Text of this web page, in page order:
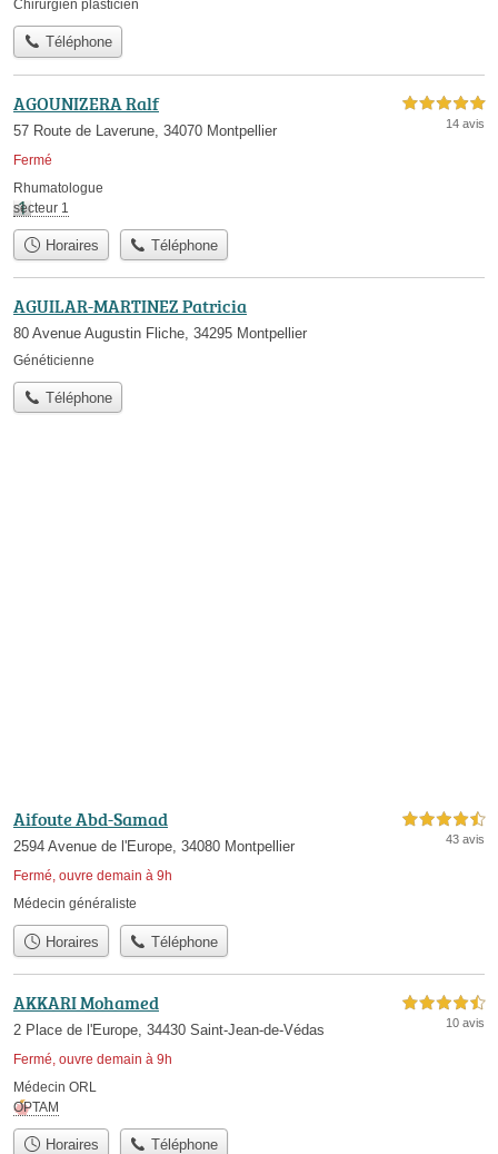
Chirurgien plasticien
Téléphone
AGOUNIZERA Ralf
57 Route de Laverune, 34070 Montpellier
Fermé
5,0 étoiles sur 5
14 avis
Rhumatologue
secteur 1
Horaires Téléphone
AGUILAR-MARTINEZ Patricia
80 Avenue Augustin Fliche, 34295 Montpellier
Généticienne
Téléphone
Aifoute Abd-Samad
2594 Avenue de l'Europe, 34080 Montpellier
Fermé, ouvre demain à 9h
4,5 étoiles sur 5
43 avis
Médecin généraliste
Horaires Téléphone
AKKARI Mohamed
2 Place de l'Europe, 34430 Saint-Jean-de-Védas
Fermé, ouvre demain à 9h
4,5 étoiles sur 5
10 avis
Médecin ORL
OPTAM
Horaires Téléphone